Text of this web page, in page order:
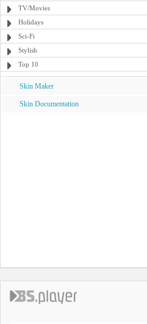
TV/Movies
Holidays
Sci-Fi
Stylish
Top 10
Skin Maker
Skin Documentation